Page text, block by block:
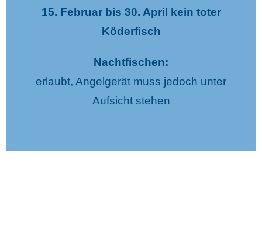
15. Februar bis 30. April kein toter
Köderfisch
Nachtfischen:
erlaubt, Angelgerät muss jedoch unter
Aufsicht stehen